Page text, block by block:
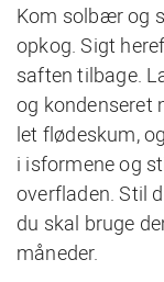
Kom solbær og
opkog. Sigt
saften tilbage.
og kondenseret
let flødeskum,
i isformene og
overfladen. Stil
du skal bruge
måneder.